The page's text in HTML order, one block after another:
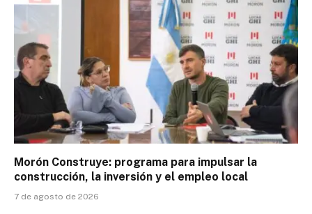
Morón Construye: programa para impulsar la
construcción, la inversión y el empleo local
7 de agosto de 2026